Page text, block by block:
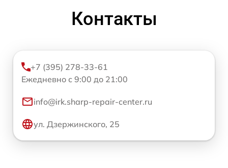
Контакты
+7 (395) 278-33-61
Ежедневно с 9:00 до 21:00
info@irk.sharp-repair-center.ru
ул. Дзержинского, 25